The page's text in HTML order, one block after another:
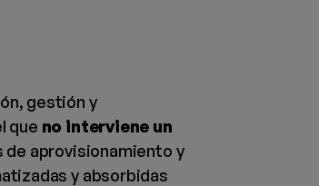
gestión y
que no interviene un
de aprovisionamiento y
y absorbidas